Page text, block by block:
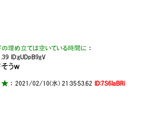
の埋め立ては空いている時間に ：
ID:gUDpB9gV
うｗ
★：2021/02/10(水) 21:35:53.62 ID:7S6laBRi